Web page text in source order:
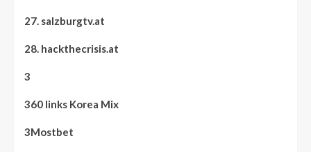
27. salzburgtv.at
28. hackthecrisis.at
3
360 links Korea Mix
3Mostbet